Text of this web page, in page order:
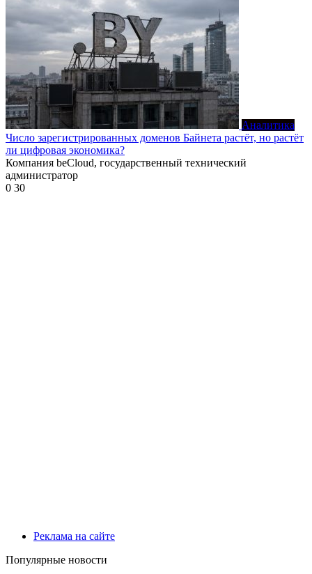
Аналитика
Число зарегистрированных доменов Байнета растёт, но растёт
ли цифровая экономика?
Компания beCloud, государственный технический
администратор
0 30
Реклама на сайте
Популярные новости